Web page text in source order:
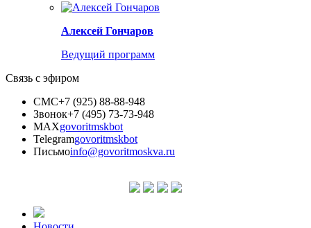
Алексей Гончаров
Ведущий программ
Связь с эфиром
СМС+7 (925) 88-88-948
Звонок+7 (495) 73-73-948
MAXgovoritmskbot
Telegramgovoritmskbot
Письмоinfo@govoritmoskva.ru